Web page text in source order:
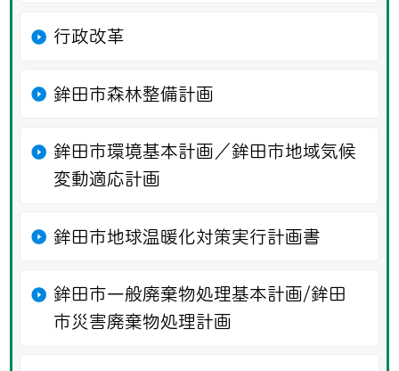
行政改革
鉾田市森林整備計画
鉾田市環境基本計画／鉾田市地域気候
変動適応計画
鉾田市地球温暖化対策実行計画書
鉾田市一般廃棄物処理基本計画/鉾田
市災害廃棄物処理計画